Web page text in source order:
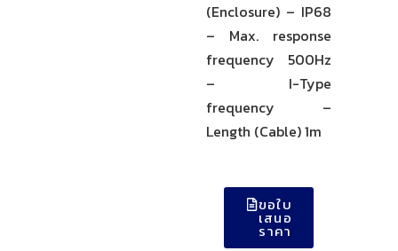
(Enclosure) – IP68
– Max. response
frequency 500Hz
– I-Type
frequency –
Length (Cable) 1m
ขอใบ
เสนอ
ราคา